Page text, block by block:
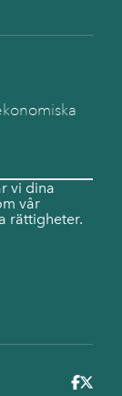
vi dina
vår
rättigheter.